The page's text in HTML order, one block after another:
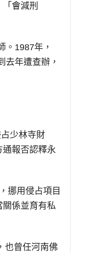
會減刑
。1987年，
去年遭查辦，
少林寺財
通報否認釋永
挪用侵占項目
係並育有私
也曾任河南佛